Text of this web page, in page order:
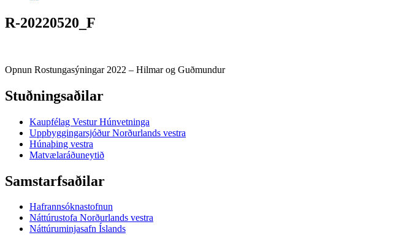
R-20220520_F
Opnun Rostungasýningar 2022 – Hilmar og Guðmundur
Stuðningsaðilar
Kaupfélag Vestur Húnvetninga
Uppbyggingarsjóður Norðurlands vestra
Húnaþing vestra
Matvælaráðuneytið
Samstarfsaðilar
Hafrannsóknastofnun
Náttúrustofa Norðurlands vestra
Náttúruminjasafn Íslands